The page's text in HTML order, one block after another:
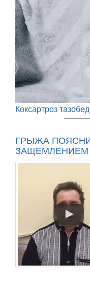
Коксартроз
ГРЫЖА
ЗАЩЕМЛЕНИЕМ